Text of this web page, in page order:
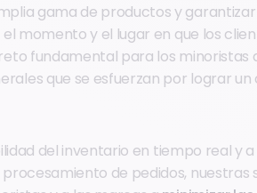
gama de productos y garantizar
momento y el lugar en que los
fundamental para los minoristas
que se esfuerzan por lograr
del inventario en tiempo real y a
de pedidos, nuestras